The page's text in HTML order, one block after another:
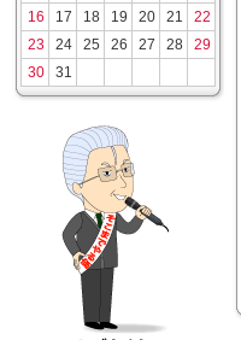
16
17 18 19 20 21
22
23
24 25 26 27 28
29
30
31